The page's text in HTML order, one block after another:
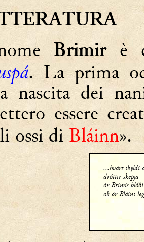
Brimirè
. La prima
nascita dei
essere
ossi diBláinn».
...hvárt skyldi
dróttir skepja
ór Brimis blóði
ok ór Bláins